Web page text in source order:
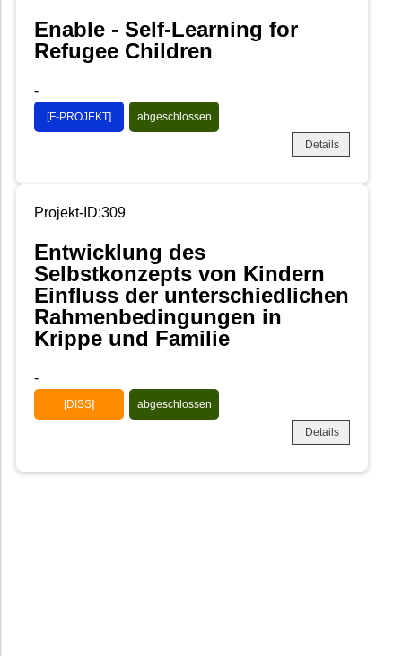
Enable - Self-Learning for
Refugee Children
-
[F-PROJEKT] abgeschlossen
Details
Projekt-ID:309
Entwicklung des
Selbstkonzepts von Kindern
Einfluss der unterschiedlichen
Rahmenbedingungen in
Krippe und Familie
-
[DISS] abgeschlossen
Details